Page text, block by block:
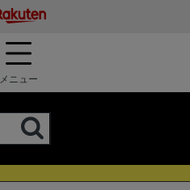
メニュー